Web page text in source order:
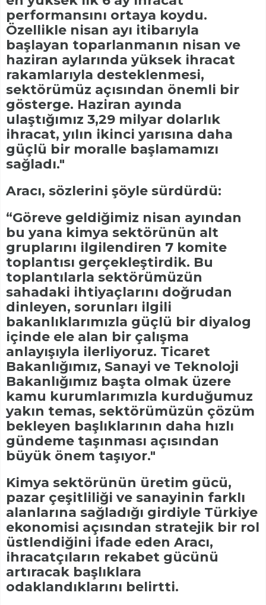
performansını ortaya koydu.
Özellikle nisan ayı itibarıyla
başlayan toparlanmanın nisan ve
haziran aylarında yüksek ihracat
rakamlarıyla desteklenmesi,
sektörümüz açısından önemli bir
gösterge. Haziran ayında
ulaştığımız 3,29 milyar dolarlık
ihracat, yılın ikinci yarısına daha
güçlü bir moralle başlamamızı
sağladı."
Aracı, sözlerini şöyle sürdürdü:
“Göreve geldiğimiz nisan ayından
bu yana kimya sektörünün alt
gruplarını ilgilendiren 7 komite
toplantısı gerçekleştirdik. Bu
toplantılarla sektörümüzün
sahadaki ihtiyaçlarını doğrudan
dinleyen, sorunları ilgili
bakanlıklarımızla güçlü bir diyalog
içinde ele alan bir çalışma
anlayışıyla ilerliyoruz. Ticaret
Bakanlığımız, Sanayi ve Teknoloji
Bakanlığımız başta olmak üzere
kamu kurumlarımızla kurduğumuz
yakın temas, sektörümüzün çözüm
bekleyen başlıklarının daha hızlı
gündeme taşınması açısından
büyük önem taşıyor."
Kimya sektörünün üretim gücü,
pazar çeşitliliği ve sanayinin farklı
alanlarına sağladığı girdiyle Türkiye
ekonomisi açısından stratejik bir rol
üstlendiğini ifade eden Aracı,
ihracatçıların rekabet gücünü
artıracak başlıklara
odaklandıklarını belirtti.